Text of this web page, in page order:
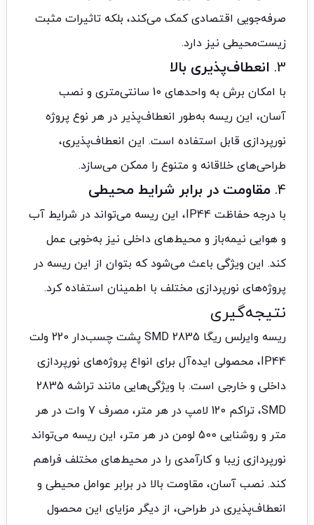
صرفه‌جویی اقتصادی کمک می‌کند، بلکه تاثیرات مثبت
زیست‌محیطی نیز دارد.
3. انعطاف‌پذیری بالا
با امکان برش به واحدهای 10 سانتی‌متری و نصب
آسان، این ریسه به‌طور انعطاف‌پذیر در هر نوع پروژه
نورپردازی قابل استفاده است. این انعطاف‌پذیری،
طراحی‌های خلاقانه و متنوع را ممکن می‌سازد.
4. مقاومت در برابر شرایط محیطی
با درجه حفاظت IP44، این ریسه می‌تواند در شرایط آب
و هوایی نیمه‌باز و محیط‌های داخلی نیز به‌خوبی عمل
کند. این ویژگی باعث می‌شود که بتوان از این ریسه در
پروژه‌های نورپردازی مختلف با اطمینان استفاده کرد.
نتیجه‌گیری
ریسه وایرلس ریگا 2835 SMD پشت چسب‌دار 220 ولت
IP44، محصولی ایده‌آل برای انواع پروژه‌های نورپردازی
داخلی و خارجی است. با ویژگی‌هایی مانند تراشه 2835
SMD، تراکم 120 لامپ در هر متر، مصرف 7 وات در هر
متر و روشنایی 500 لومن در هر متر، این ریسه می‌تواند
نورپردازی زیبا و کارآمدی را در محیط‌های مختلف فراهم
کند. نصب آسان، مقاومت بالا در برابر عوامل محیطی و
انعطاف‌پذیری در طراحی، از دیگر مزایای این محصول